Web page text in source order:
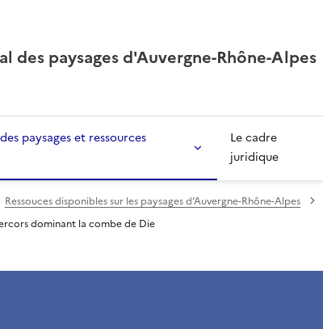
des paysages d'Auvergne-Rhône-Alpes
paysages et ressources
Le cadre
juridique
Ressouces disponibles sur les paysages d’Auvergne-Rhône-Alpes
dominant la combe de Die